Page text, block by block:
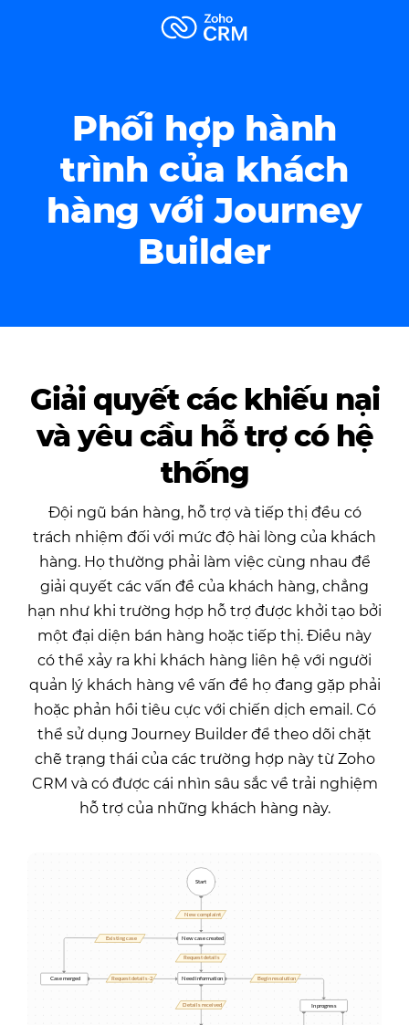
Phối hợp hành
trình của khách
hàng vớiJourney
Builder
Giải quyết các khiếu nại
và yêu cầu hỗ trợcó hệ
thống
Đội ngũ bán hàng, hỗ trợ và tiếp thị đều có
trách nhiệm đối với mức độ hài lòng của khách
hàng. Họ thường phải làm việc cùng nhau để
giải quyết các vấn đề của khách hàng, chẳng
hạn như khi trường hợp hỗ trợ được khởi tạo bởi
một đại diện bán hàng hoặc tiếp thị. Điều này
có thể xảy ra khi khách hàng liên hệ với người
quản lý khách hàng về vấn đề họ đang gặp phải
hoặc phản hồi tiêu cực với chiến dịch email. Có
thể sử dụng Journey Builder để theo dõi chặt
chẽ trạng thái của các trường hợp này từ Zoho
CRM và có được cái nhìn sâu sắc về trải nghiệm
hỗ trợ của những khách hàng này.